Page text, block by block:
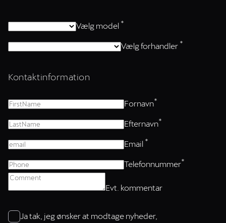
Vælg model *
Vælg forhandler *
Kontaktinformation
Fornavn*
Efternavn*
Email *
Telefonnummer*
Evt. kommentar
Ja tak, jeg ønsker at modtage nyheder,